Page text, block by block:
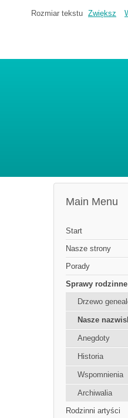
Rozmiar tekstu Zwiększ
Main Menu
Start
Nasze strony
Porady
Sprawy rodzinne
Drzewo
Nasze
Anegdoty
Historia
Wspomnienia
Archiwalia
Rodzinni artyści